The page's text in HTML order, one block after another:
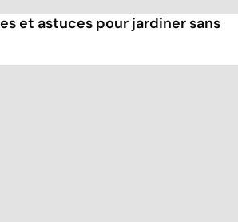
et astuces pour jardiner sans